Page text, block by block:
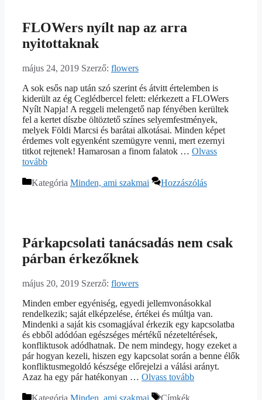
FLOWers nyílt nap az arra
nyitottaknak
május 24, 2019 Szerző: flowers
A sok esős nap után szó szerint és átvitt értelemben is
kiderült az ég Ceglédbercel felett: elérkezett a FLOWers
Nyílt Napja! A reggeli melengető nap fényében kerültek
fel a kertet díszbe öltöztető színes selyemfestmények,
melyek Földi Marcsi és barátai alkotásai. Minden képet
érdemes volt egyenként szemügyre venni, mert ezernyi
titkot rejtenek! Hamarosan a finom falatok … Olvass
tovább
Kategória Minden, ami szakmai Hozzászólás
Párkapcsolati tanácsadás nem csak
párban érkezőknek
május 20, 2019 Szerző: flowers
Minden ember egyéniség, egyedi jellemvonásokkal
rendelkezik; saját elképzelése, értékei és múltja van.
Mindenki a saját kis csomagjával érkezik egy kapcsolatba
és ebből adódóan egészséges mértékű nézeteltérések,
konfliktusok adódhatnak. De nem mindegy, hogy ezeket a
pár hogyan kezeli, hiszen egy kapcsolat során a benne élők
konfliktusmegoldó készsége előrejelzi a válási arányt.
Azaz ha egy pár hatékonyan … Olvass tovább
Kategória Minden, ami szakmai
Címkék